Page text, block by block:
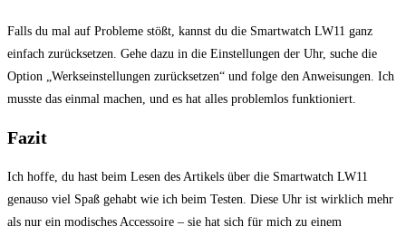
Falls du mal auf Probleme stößt, kannst du⁤ die Smartwatch LW11⁣ ganz⁢
einfach ⁢zurücksetzen. Gehe dazu in ​die Einstellungen der Uhr, suche die
⁤Option „Werkseinstellungen zurücksetzen“‌ und ⁢folge den Anweisungen. Ich
musste das einmal machen, und⁤ es hat alles problemlos funktioniert. ‌
Fazit
Ich hoffe, du⁣ hast beim ‌Lesen ​des Artikels über die Smartwatch LW11
genauso viel⁤ Spaß gehabt ⁢wie ich ‍beim Testen. Diese Uhr ist wirklich mehr
als nur ein modisches Accessoire – sie hat⁢ sich für mich zu‍ einem